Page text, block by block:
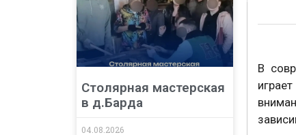
Столярная мастерская
в д.Барда
04.08.2026
В